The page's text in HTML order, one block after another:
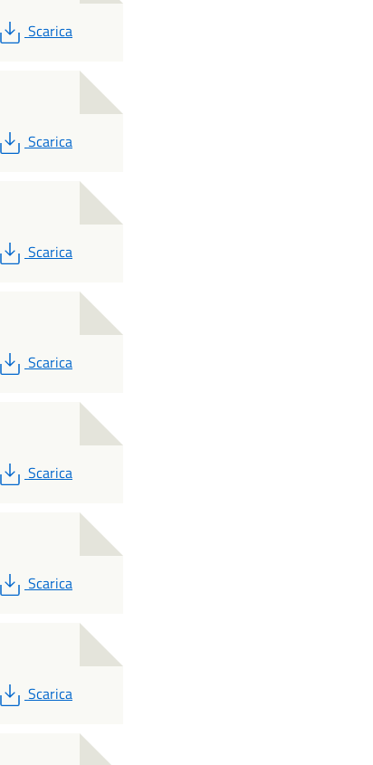
PDF
Scarica
PDF
Scarica
PDF
Scarica
PDF
Scarica
PDF
Scarica
PDF
Scarica
PDF
Scarica